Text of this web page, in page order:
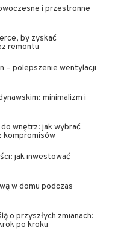
i przestronne
by zyskać
remontu
– polepszenie wentylacji
minimalizm i
wnętrz: jak wybrać
kompromisów
jak inwestować
w domu podczas
o przyszłych zmianach:
po kroku